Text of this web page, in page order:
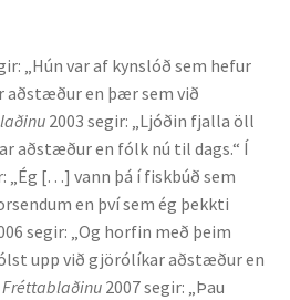
„Hún var af kynslóð sem hefur
en þær sem við
2003 segir: „Ljóðin fjalla öll
aðstæður en fólk nú til dags.“ Í
„Ég […] vann þá í fiskbúð sem
en því sem ég þekkti
segir: „Og horfin með þeim
upp við gjörólíkar aðstæður en
Fréttablaðinu 2007 segir: „Þau